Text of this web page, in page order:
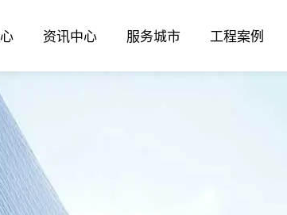
资讯中心 服务城市 工程案例